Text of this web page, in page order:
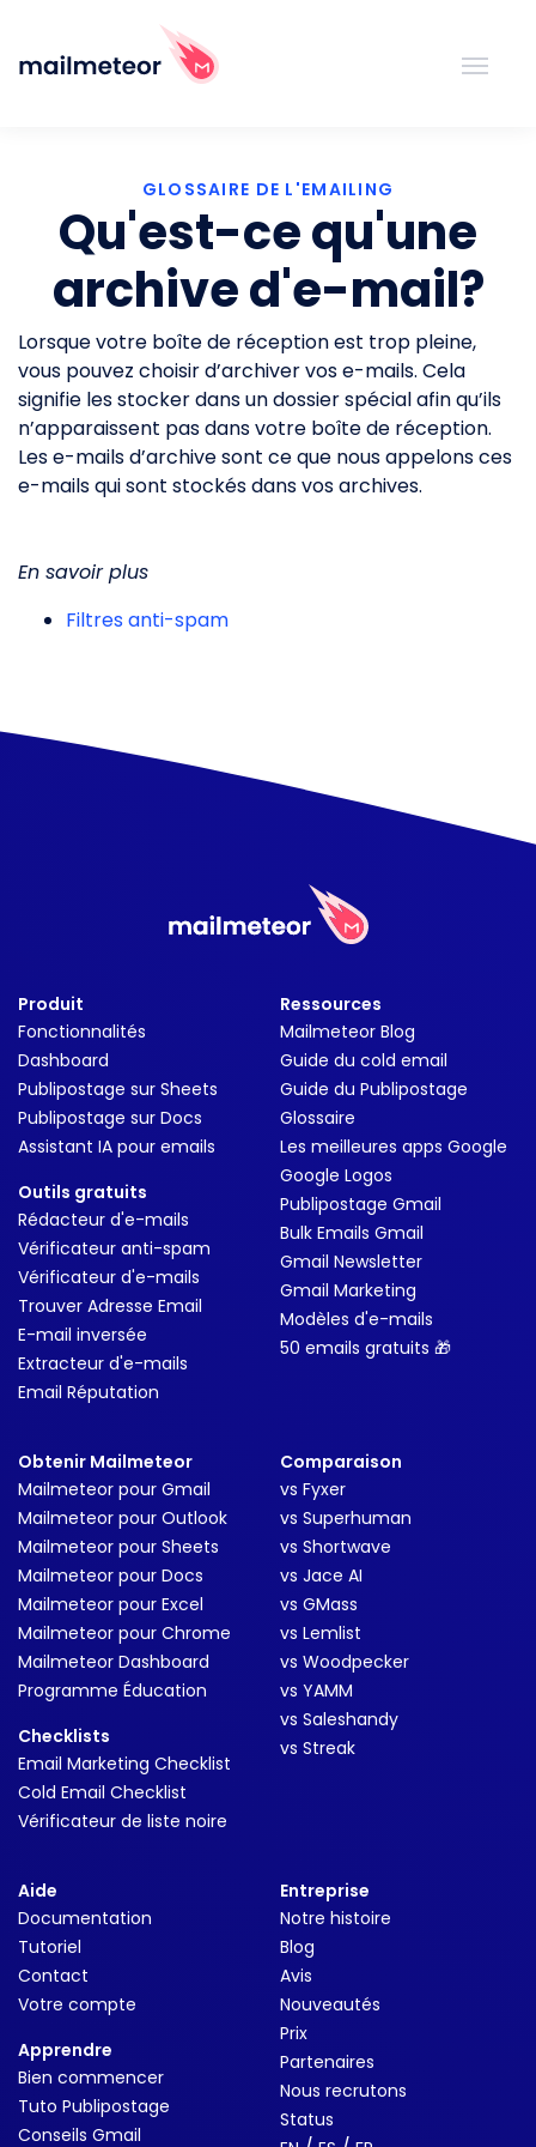
GLOSSAIRE DE L'EMAILING
Qu'est-ce qu'une
archive d'e-mail?
Lorsque votre boîte de réception est trop pleine,
vous pouvez choisir d’archiver vos e-mails. Cela
signifie les stocker dans un dossier spécial afin qu’ils
n’apparaissent pas dans votre boîte de réception.
Les e-mails d’archive sont ce que nous appelons ces
e-mails qui sont stockés dans vos archives.
En savoir plus
Filtres anti-spam
Produit
Fonctionnalités
Dashboard
Publipostage sur Sheets
Publipostage sur Docs
Assistant IA pour emails
Outils gratuits
Rédacteur d'e-mails
Vérificateur anti-spam
Vérificateur d'e-mails
Trouver Adresse Email
E-mail inversée
Extracteur d'e-mails
Email Réputation
Ressources
Mailmeteor Blog
Guide du cold email
Guide du Publipostage
Glossaire
Les meilleures apps Google
Google Logos
Publipostage Gmail
Bulk Emails Gmail
Gmail Newsletter
Gmail Marketing
Modèles d'e-mails
50 emails gratuits 🎁
Obtenir Mailmeteor
Mailmeteor pour Gmail
Mailmeteor pour Outlook
Mailmeteor pour Sheets
Mailmeteor pour Docs
Mailmeteor pour Excel
Mailmeteor pour Chrome
Mailmeteor Dashboard
Programme Éducation
Checklists
Email Marketing Checklist
Cold Email Checklist
Vérificateur de liste noire
Comparaison
vs Fyxer
vs Superhuman
vs Shortwave
vs Jace AI
vs GMass
vs Lemlist
vs Woodpecker
vs YAMM
vs Saleshandy
vs Streak
Aide
Documentation
Tutoriel
Contact
Votre compte
Apprendre
Bien commencer
Tuto Publipostage
Conseils Gmail
Entreprise
Notre histoire
Blog
Avis
Nouveautés
Prix
Partenaires
Nous recrutons
Status